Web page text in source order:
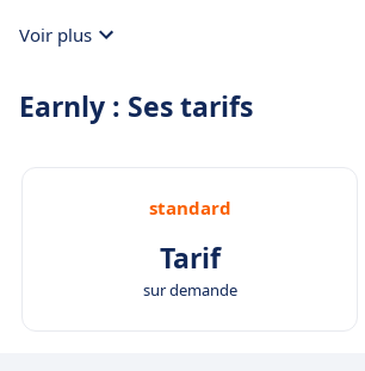
Voir plus
Earnly : Ses tarifs
standard
Tarif
sur demande